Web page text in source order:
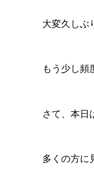
大変久しぶ
もう少し頻
さて、本日
多くの方に